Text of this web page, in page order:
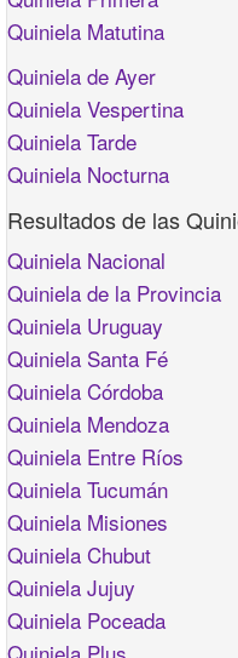
Quiniela Matutina
Quiniela de Ayer
Quiniela Vespertina
Quiniela Tarde
Quiniela Nocturna
Resultados de las
Quiniela Nacional
Quiniela de la Provincia
Quiniela Uruguay
Quiniela Santa Fé
Quiniela Córdoba
Quiniela Mendoza
Quiniela Entre Ríos
Quiniela Tucumán
Quiniela Misiones
Quiniela Chubut
Quiniela Jujuy
Quiniela Poceada